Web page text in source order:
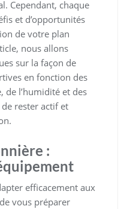
Cependant, chaque
et d’opportunités
de votre plan
nous allons
sur la façon de
en fonction des
l’humidité et des
rester actif et
:
efficacement aux
vous préparer